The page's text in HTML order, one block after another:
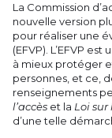
La Commission
nouvelle version
pour réaliser une
(EFVP). L’EFVP
à mieux protéger
personnes, et ce,
renseignements
l’accès et la Loi sur
d’une telle